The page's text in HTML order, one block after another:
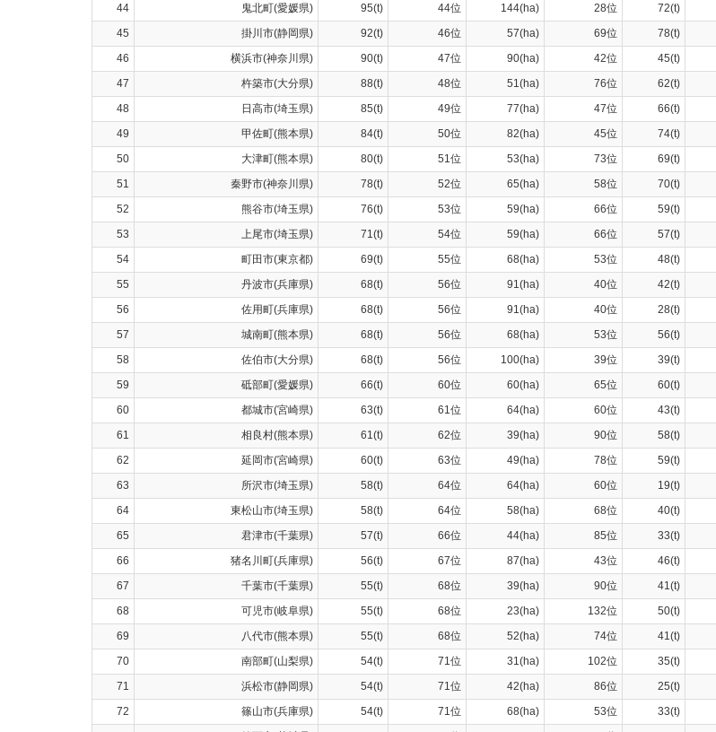
44
鬼北町(愛媛県) 95(t) 44位 144(ha) 28位 72(t)
45
掛川市(静岡県) 92(t) 46位 57(ha) 69位 78(t)
46
横浜市(神奈川県) 90(t) 47位 90(ha) 42位 45(t)
47
杵築市(大分県) 88(t) 48位 51(ha) 76位 62(t)
48
日高市(埼玉県) 85(t) 49位 77(ha) 47位 66(t)
49
甲佐町(熊本県) 84(t) 50位 82(ha) 45位 74(t)
50
大津町(熊本県) 80(t) 51位 53(ha) 73位 69(t)
51
秦野市(神奈川県) 78(t) 52位 65(ha) 58位 70(t)
52
熊谷市(埼玉県) 76(t) 53位 59(ha) 66位 59(t)
53
上尾市(埼玉県) 71(t) 54位 59(ha) 66位 57(t)
54
町田市(東京都) 69(t) 55位 68(ha) 53位 48(t)
55
丹波市(兵庫県) 68(t) 56位 91(ha) 40位 42(t)
56
佐用町(兵庫県) 68(t) 56位 91(ha) 40位 28(t)
57
城南町(熊本県) 68(t) 56位 68(ha) 53位 56(t)
58
佐伯市(大分県) 68(t) 56位 100(ha) 39位 39(t)
59
砥部町(愛媛県) 66(t) 60位 60(ha) 65位 60(t)
60
都城市(宮崎県) 63(t) 61位 64(ha) 60位 43(t)
61
相良村(熊本県) 61(t) 62位 39(ha) 90位 58(t)
62
延岡市(宮崎県) 60(t) 63位 49(ha) 78位 59(t)
63
所沢市(埼玉県) 58(t) 64位 64(ha) 60位 19(t)
64
東松山市(埼玉県) 58(t) 64位 58(ha) 68位 40(t)
65
君津市(千葉県) 57(t) 66位 44(ha) 85位 33(t)
66
猪名川町(兵庫県) 56(t) 67位 87(ha) 43位 46(t)
67
千葉市(千葉県) 55(t) 68位 39(ha) 90位 41(t)
68
可児市(岐阜県) 55(t) 68位 23(ha) 132位 50(t)
69
八代市(熊本県) 55(t) 68位 52(ha) 74位 41(t)
70
南部町(山梨県) 54(t) 71位 31(ha) 102位 35(t)
71
浜松市(静岡県) 54(t) 71位 42(ha) 86位 25(t)
72
篠山市(兵庫県) 54(t) 71位 68(ha) 53位 33(t)